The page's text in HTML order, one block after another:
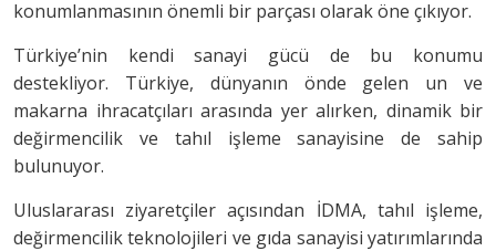
konumlanmasının önemli bir parçası olarak öne çıkıyor.
Türkiye’nin kendi sanayi gücü de bu konumu
destekliyor. Türkiye, dünyanın önde gelen un ve
makarna ihracatçıları arasında yer alırken, dinamik bir
değirmencilik ve tahıl işleme sanayisine de sahip
bulunuyor.
Uluslararası ziyaretçiler açısından İDMA, tahıl işleme,
değirmencilik teknolojileri ve gıda sanayisi yatırımlarında